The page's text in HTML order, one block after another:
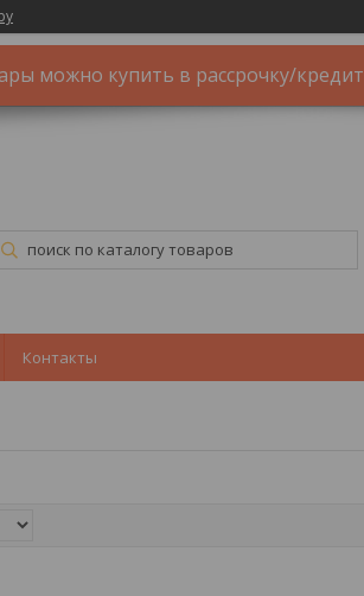
можно купить в рассрочку/кредит
Контакты